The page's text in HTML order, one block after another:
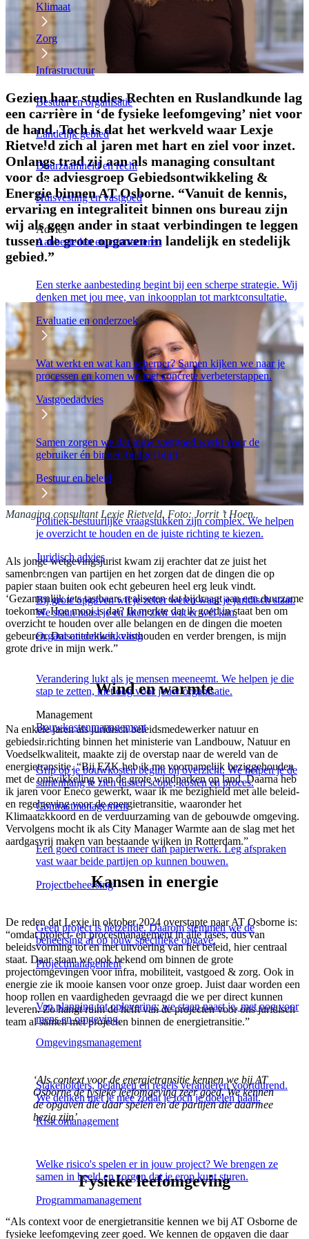
Klimaat
Zorg
Infrastructuur
Bestuur en organisatie
Landelijk gebied
Duurzaamheid en recht
Huisvesting en vastgoed
Advies
Aanbesteden en contracteren
Een sterke aanbesteding begint bij een scherpe strategie. Wij
denken met jou mee, van inkoopplan tot marktconsultatie.
Evaluatie en onderzoek
Wat werkt en wat kan scherper? Samen kijken we naar je
processen en komen we met concrete verbeterstappen.
Vastgoedadvies
Samen zorgen we dat jouw vastgoed werkt voor de
gebruiker én binnen budget blijft.
Bestuur en beleid
Politiek-bestuurlijke vraagstukken zijn complex. We helpen
je overzicht te houden en de juiste richting te kiezen.
Juridisch advies
Bij grote opgaven wil je zeker weten waar je juridisch staat.
We staan naast je en laten zien wat er wél kan.
Organisatieontwikkeling
Verandering lukt als je mensen meeneemt. We helpen je die
stap te zetten, met oog voor jouw organisatie.
Management
Bouwkostenmanagement
Grip op je bouwkosten begint bij overzicht. We helpen je de
samenhang te zien tussen scope, kosten en proces.
Contractmanagement
Een goed contract is meer dan papierwerk. Leg afspraken
vast waar beide partijen op kunnen bouwen.
Projectbeheersing
Geen project is hetzelfde. Daarom stemmen we de
beheersing af op jouw specifieke opgave.
Projectmanagement
Van planning tot oplevering: we staan naast je, met oog voor
mens en omgeving.
Omgevingsmanagement
Stakeholders, belangen en regels veranderen voortdurend.
We denken met je mee zodat je toch je doelen haalt.
Risicomanagement
Welke risico's spelen er in jouw project? We brengen ze
samen in beeld en zorgen dat je erop kunt sturen.
Programmamanagement
Gezien haar studies Rechten en Ruslandkunde lag
een carrière in ‘de fysieke leefomgeving’ niet voor
de hand. Toch is dat het werkveld waar Lexje
Rietveld zich al jaren met hart en ziel voor inzet.
Onlangs trad zij aan als managing consultant
voor de adviesgroep Gebiedsontwikkeling &
Energie binnen AT Osborne. “Vanuit de kennis,
ervaring en integraliteit binnen ons bureau zijn
wij als geen ander in staat verbindingen te leggen
tussen de grote opgaven in landelijk en stedelijk
gebied.”
Managing consultant Lexje Rietveld. Foto: Jorrit ’t Hoen.
Als jonge wetgevingsjurist kwam zij erachter dat ze juist het
samenbrengen van partijen en het zorgen dat de dingen die op
papier staan buiten ook echt gebeuren heel erg leuk vindt.
‘Gezamenlijk iets tastbaars realiseren dat bijdraagt aan een duurzame
toekomst. Hoe mooi is dat? Ik merkte dat ik goed in staat ben om
overzicht te houden over alle belangen en de dingen die moeten
gebeuren. Dat ontdekken, vasthouden en verder brengen, is mijn
grote drive in mijn werk.”
Wind en warmte
Na enkele jaren als juridisch beleidsmedewerker natuur en
gebiedsinrichting binnen het ministerie van Landbouw, Natuur en
Voedselkwaliteit, maakte zij de overstap naar de wereld van de
energietransitie. “Bij EZK heb ik me voornamelijk beziggehouden
met de ontwikkeling van de grote windparken op land. Daarna heb
ik jaren voor Eneco gewerkt, waar ik me bezighield met alle beleid-
en regelgeving voor de energietransitie, waaronder het
Klimaatakkoord en de verduurzaming van de gebouwde omgeving.
Vervolgens mocht ik als City Manager Warmte aan de slag met het
aardgasvrij maken van bestaande wijken in Rotterdam.”
Kansen in energie
De reden dat Lexje in oktober 2024 overstapte naar AT Osborne is:
“omdat project- en procesmanagement in alle fases, dus van
beleidsvorming tot en met uitvoering van het beleid, hier centraal
staat. Daar staan we ook bekend om binnen de grote
projectomgevingen voor infra, mobiliteit, vastgoed & zorg. Ook in
energie zie ik mooie kansen voor onze groep. Juist daar worden een
hoop rollen en vaardigheden gevraagd die we per direct kunnen
leveren. Zo hangt ruim de helft van de projecten voor ons juridisch
team al samen met projecten binnen de energietransitie.”
‘Als context voor de energietransitie kennen we bij AT
Osborne de fysieke leefomgeving zeer goed. We kennen
de opgaven die daar spelen en de partijen die daarmee
bezig zijn’
Fysieke leefomgeving
“Als context voor de energietransitie kennen we bij AT Osborne de
fysieke leefomgeving zeer goed. We kennen de opgaven die daar